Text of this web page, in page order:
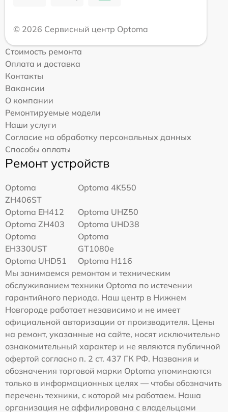
© 2026 Сервисный центр Optoma
Стоимость ремонта
Оплата и доставка
Контакты
Вакансии
О компании
Ремонтируемые модели
Наши услуги
Согласие на обработку персональных данных
Способы оплаты
Ремонт устройств
Optoma
ZH406ST
Optoma 4K550
Optoma EH412
Optoma UHZ50
Optoma ZH403
Optoma UHD38
Optoma
EH330UST
Optoma
GT1080e
Optoma UHD51
Optoma H116
Мы занимаемся ремонтом и техническим
обслуживанием техники Optoma по истечении
гарантийного периода. Наш центр в Нижнем
Новгороде работает независимо и не имеет
официальной авторизации от производителя. Цены
на ремонт, указанные на сайте, носят исключительно
ознакомительный характер и не являются публичной
офертой согласно п. 2 ст. 437 ГК РФ. Названия и
обозначения торговой марки Optoma упоминаются
только в информационных целях — чтобы обозначить
перечень техники, с которой мы работаем. Наша
организация не аффилирована с владельцами